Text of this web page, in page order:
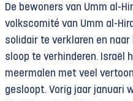
De bewoners van Umm al-
volkscomité van Umm al-
solidair te verklaren en
sloop te verhinderen. Israël
meermalen met veel
gesloopt. Vorig jaar januari